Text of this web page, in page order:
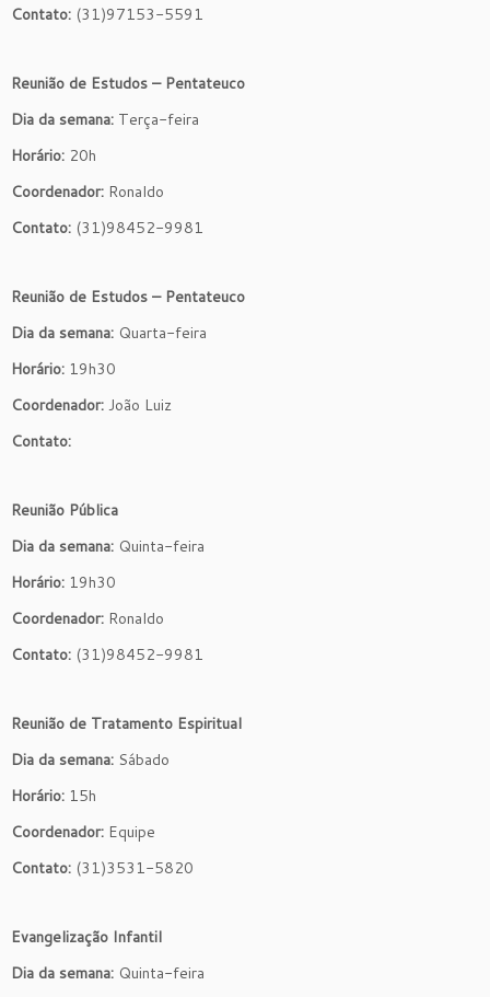
Contato: (31)97153-5591
Reunião de Estudos – Pentateuco
Dia da semana: Terça-feira
Horário: 20h
Coordenador: Ronaldo
Contato: (31)98452-9981
Reunião de Estudos – Pentateuco
Dia da semana: Quarta-feira
Horário: 19h30
Coordenador: João Luiz
Contato:
Reunião Pública
Dia da semana: Quinta-feira
Horário: 19h30
Coordenador: Ronaldo
Contato: (31)98452-9981
Reunião de Tratamento Espiritual
Dia da semana: Sábado
Horário: 15h
Coordenador: Equipe
Contato: (31)3531-5820
Evangelização Infantil
Dia da semana: Quinta-feira